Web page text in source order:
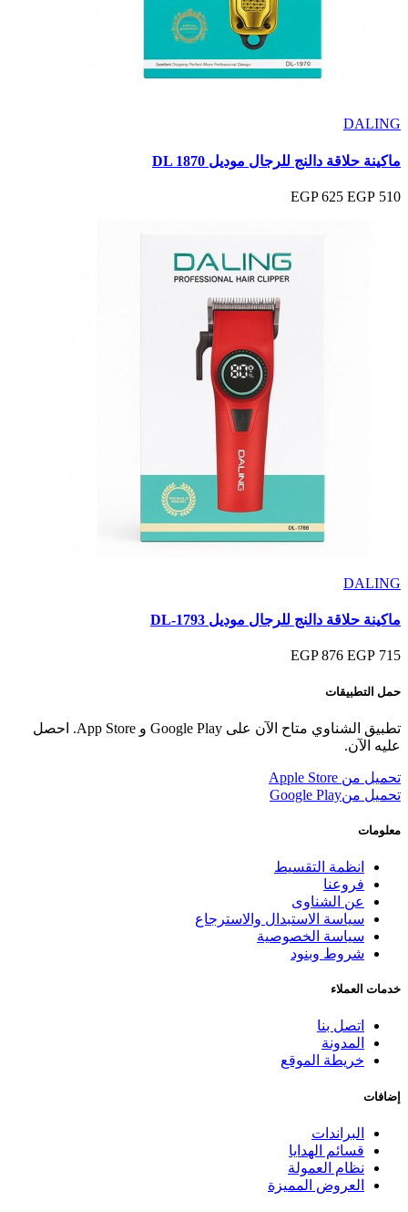
DALING
ماكينة حلاقة دالنج للرجال موديل DL 1870
510 EGP
625 EGP
DALING
ماكينة حلاقة دالنج للرجال موديل DL-1793
715 EGP
876 EGP
حمل التطبيقات
تطبيق الشناوي متاح الآن على Google Play و App Store. احصل
عليه الآن.
تحميل من Apple Store
تحميل منGoogle Play
معلومات
انظمة التقسيط
فروعنا
عن الشناوى
سياسة الاستبدال والاسترجاع
سياسة الخصوصية
شروط وبنود
خدمات العملاء
اتصل بنا
المدونة
خريطة الموقع
إضافات
البراندات
قسائم الهدايا
نظام العمولة
العروض المميزة